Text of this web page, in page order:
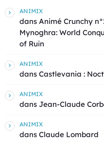
ANIMIX
dans Animé Crunchy
Mynoghra: World
of Ruin
ANIMIX
dans Castlevania :
ANIMIX
dans Jean-Claude
ANIMIX
dans Claude Lombard